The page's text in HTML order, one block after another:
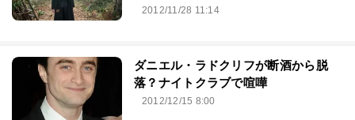
2012/11/28 11:14
ダニエル・ラドクリフが断酒から脱
落？ナイトクラブで喧嘩
2012/12/15 8:00